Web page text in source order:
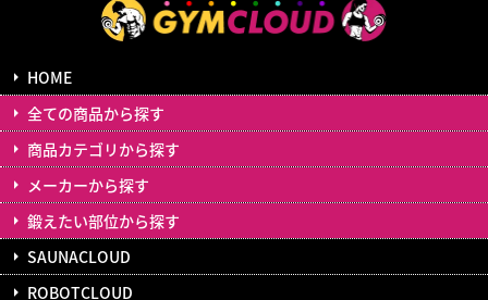
HOME
全ての商品から探す
商品カテゴリから探す
メーカーから探す
鍛えたい部位から探す
SAUNACLOUD
ROBOTCLOUD